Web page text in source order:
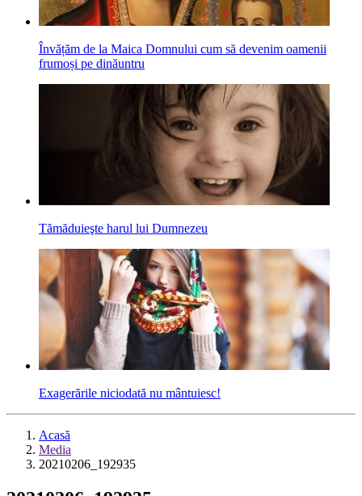
Învățăm de la Maica Domnului cum să devenim oamenii
frumoși pe dinăuntru
Tămăduieşte harul lui Dumnezeu
Exagerările niciodată nu mântuiesc!
Acasă
Media
20210206_192935